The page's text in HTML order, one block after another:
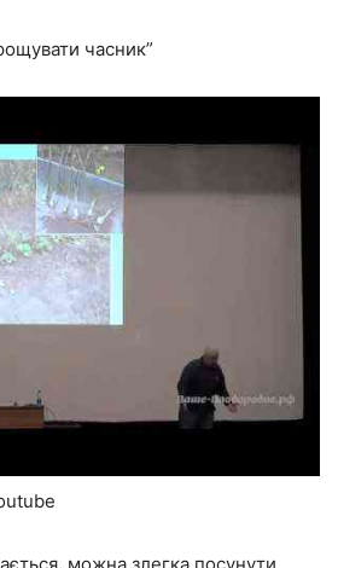
часник”
можна злегка посунути